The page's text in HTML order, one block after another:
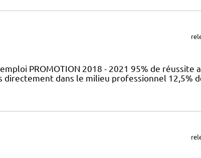
PROMOTION 2018 - 2021 95% de réussite
directement dans le milieu professionnel 12,5%